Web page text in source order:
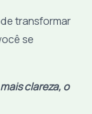
transformar
se
clareza, o